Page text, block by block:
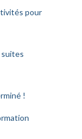
pour
suites
!